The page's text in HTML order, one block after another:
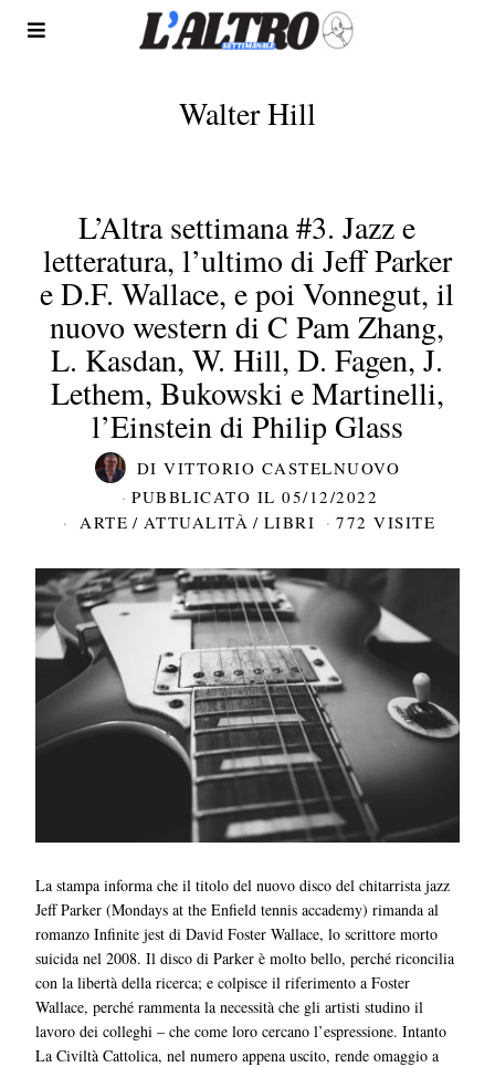
Walter Hill
L’Altra settimana #3. Jazz e
letteratura, l’ultimo di Jeff Parker
e D.F. Wallace, e poi Vonnegut, il
nuovo western di C Pam Zhang,
L. Kasdan, W. Hill, D. Fagen, J.
Lethem, Bukowski e Martinelli,
l’Einstein di Philip Glass
DIVITTORIO CASTELNUOVO
PUBBLICATO IL 05/12/2022
ARTE / ATTUALITÀ / LIBRI 772 VISITE
La stampa informa che il titolo del nuovo disco del chitarrista jazz
Jeff Parker (Mondays at the Enfield tennis accademy) rimanda al
romanzo Infinite jest di David Foster Wallace, lo scrittore morto
suicida nel 2008. Il disco di Parker è molto bello, perché riconcilia
con la libertà della ricerca; e colpisce il riferimento a Foster
Wallace, perché rammenta la necessità che gli artisti studino il
lavoro dei colleghi – che come loro cercano l’espressione. Intanto
La Civiltà Cattolica, nel numero appena uscito, rende omaggio a